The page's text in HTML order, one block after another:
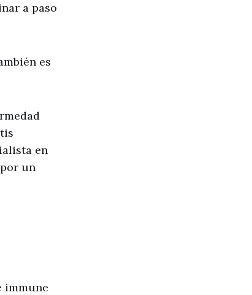
a paso
es
en
un
immune